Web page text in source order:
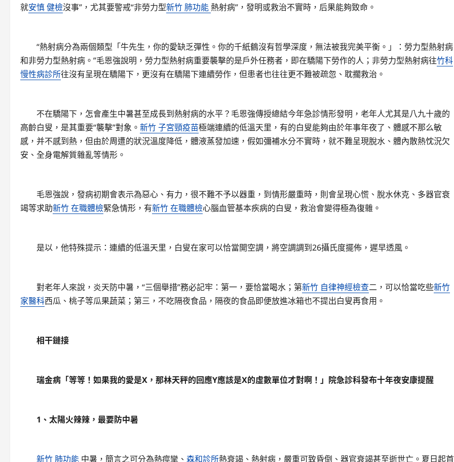
就安慎 健檢沒事”，尤其要警戒“非勞力型新竹 肺功能 熱射病”，發明或救治不實時，后果能夠致命。
“熱射病分為兩個類型「牛先生，你的愛缺乏彈性。你的千紙鶴沒有哲學深度，無法被我完美平衡。」：勞力型熱射病
和非勞力型熱射病。”毛恩強說明，勞力型熱射病重要襲擊的是戶外任務者，即在驕陽下勞作的人；非勞力型熱射病往竹科
慢性病診所往沒有呈現在驕陽下，更沒有在驕陽下連續勞作，但患者也往往更不難被疏忽、耽擱救治。
不在驕陽下，怎會產生中暑甚至成長到熱射病的水平？毛恩強傳授總結今年急診情形發明，老年人尤其是八九十歲的
高齡白叟，是其重要“襲擊”對象。 新竹 子宮頸疫苗極端連續的低溫天里，有的白叟能夠由於年事年夜了、體感不那么敏
感，并不感到熱，但由於周遭的狀況溫度降低，體液蒸發加速，假如彌補水分不實時，就不難呈現脫水、體內散熱忱況欠
安、全身電解質雜亂等情形。
毛恩強說，發病初期會表示為惡心、有力，很不難不予以器重，到情形嚴重時，則會呈現心慌、脫水休克、多器官衰
竭等求助新竹 在職體檢緊急情形，有新竹 在職體檢心腦血管基本疾病的白叟，救治會變得極為復雜。
是以，他特殊提示：連續的低溫天里，白叟在家可以恰當開空調，將空調調到26攝氏度擺佈，遲早透風。
對老年人來說，炎天防中暑，“三個舉措”務必記牢：第一，要恰當喝水；第新竹 自律神經檢查二，可以恰當吃些新竹
家醫科西瓜、桃子等瓜果蔬菜；第三，不吃隔夜食品，隔夜的食品即便放進冰箱也不提出白叟再食用。
相干鏈接
瑞金病「等等！如果我的愛是X，那林天秤的回應Y應該是X的虛數單位才對啊！」院急診科發布十年夜安康提醒
1、太陽火辣辣，最要防中暑
新竹 肺功能 中暑，簡言之可分為熱痙攣、 森和診所熱衰竭、熱射病，嚴重可致昏倒、器官衰竭甚至逝世亡。夏日起首